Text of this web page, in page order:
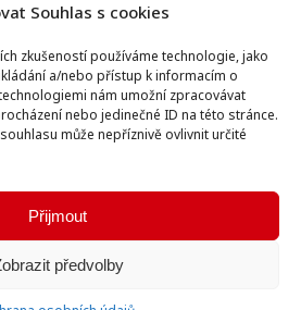
Souhlas s cookies
zkušeností používáme technologie, jako
a/nebo přístup k informacím o
nám umožní zpracovávat
nebo jedinečné ID na této stránce.
může nepříznivě ovlivnit určité
Přijmout
předvolby
od smlouvy
© Igor Vlk - soukromá firma 2016 -